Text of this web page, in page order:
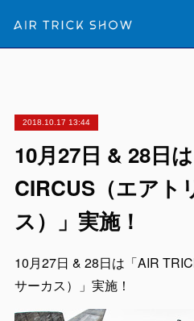
2018.10.17 13:44
10月27日 & 28日
CIRCUS（エアト
ス）」実施！
10月27日 & 28日は「AIR
サーカス）」実施！